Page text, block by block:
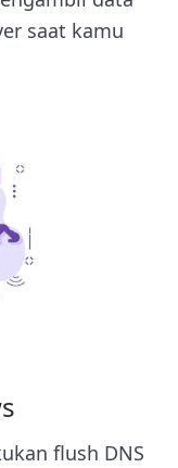
saat kamu
flush DNS